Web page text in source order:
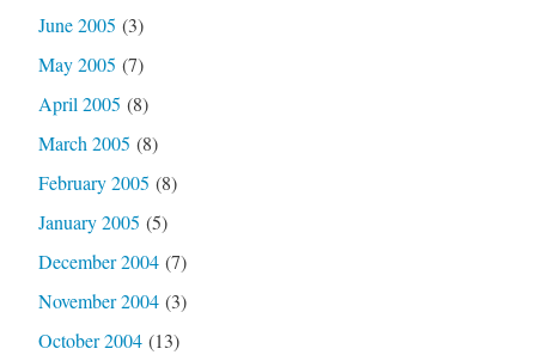
June 2005 (3)
May 2005 (7)
April 2005 (8)
March 2005 (8)
February 2005 (8)
January 2005 (5)
December 2004(7)
November 2004(3)
October 2004(13)